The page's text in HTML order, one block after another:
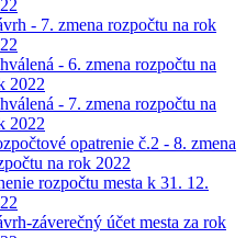
- 7. zmena rozpočtu na rok
- 6. zmena rozpočtu na
2022
- 7. zmena rozpočtu na
2022
opatrenie č.2 - 8. zmena
na rok 2022
rozpočtu mesta k 31. 12.
záverečný účet mesta za rok